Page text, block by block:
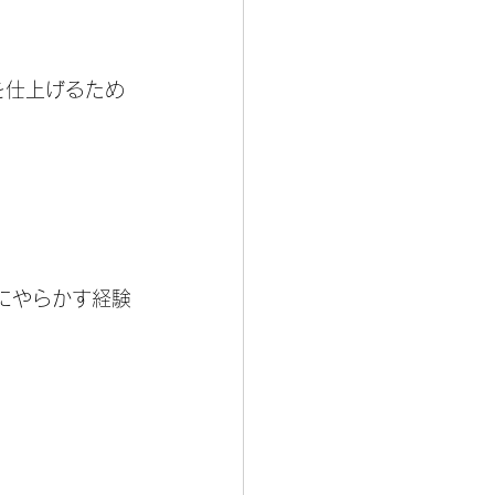
上げるため
やらかす経験